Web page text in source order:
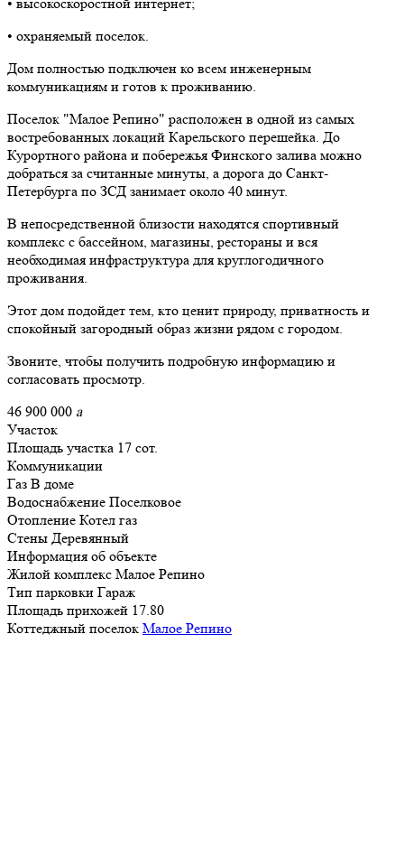
• охраняемый поселок.
Дом полностью подключен ко всем инженерным
коммуникациям и готов к проживанию.
Поселок "Малое Репино" расположен в одной из самых
востребованных локаций Карельского перешейка. До
Курортного района и побережья Финского залива можно
добраться за считанные минуты, а дорога до Санкт-
Петербурга по ЗСД занимает около 40 минут.
В непосредственной близости находятся спортивный
комплекс с бассейном, магазины, рестораны и вся
необходимая инфраструктура для круглогодичного
проживания.
Этот дом подойдет тем, кто ценит природу, приватность и
спокойный загородный образ жизни рядом с городом.
Звоните, чтобы получить подробную информацию и
согласовать просмотр.
46 900 000 a
Участок
Площадь участка 17 сот.
Коммуникации
Газ В доме
Водоснабжение Поселковое
Отопление Котел газ
Стены Деревянный
Информация об объекте
Жилой комплекс Малое Репино
Тип парковки Гараж
Площадь прихожей 17.80
Коттеджный поселок Малое Репино